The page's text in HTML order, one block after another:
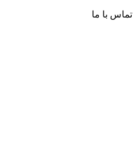
تماس با ما